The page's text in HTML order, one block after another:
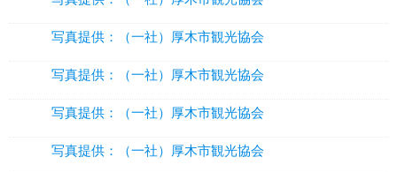
写真提供：（一社）厚木市観光協会
写真提供：（一社）厚木市観光協会
写真提供：（一社）厚木市観光協会
写真提供：（一社）厚木市観光協会